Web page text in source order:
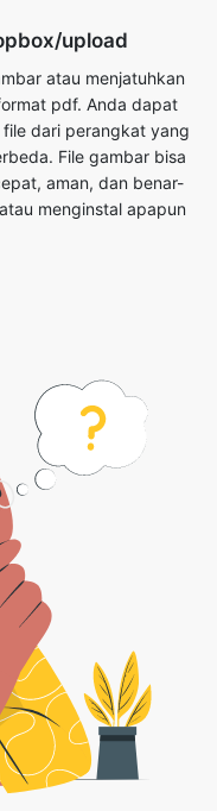
File gambar bisa
aman, dan benar-
menginstal apapun